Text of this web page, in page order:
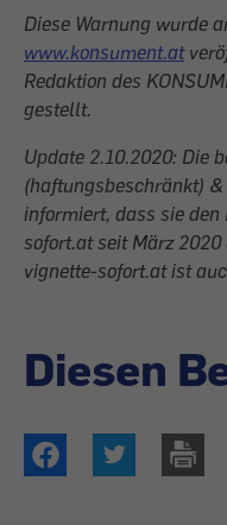
Diese Warnung wurde
www.konsument.at
Redaktion des
gestellt.
Update 2.10.2020: Die
(haftungsbeschränkt)
informiert, dass sie den
sofort.at seit März
vignette-sofort.at ist
Diesen